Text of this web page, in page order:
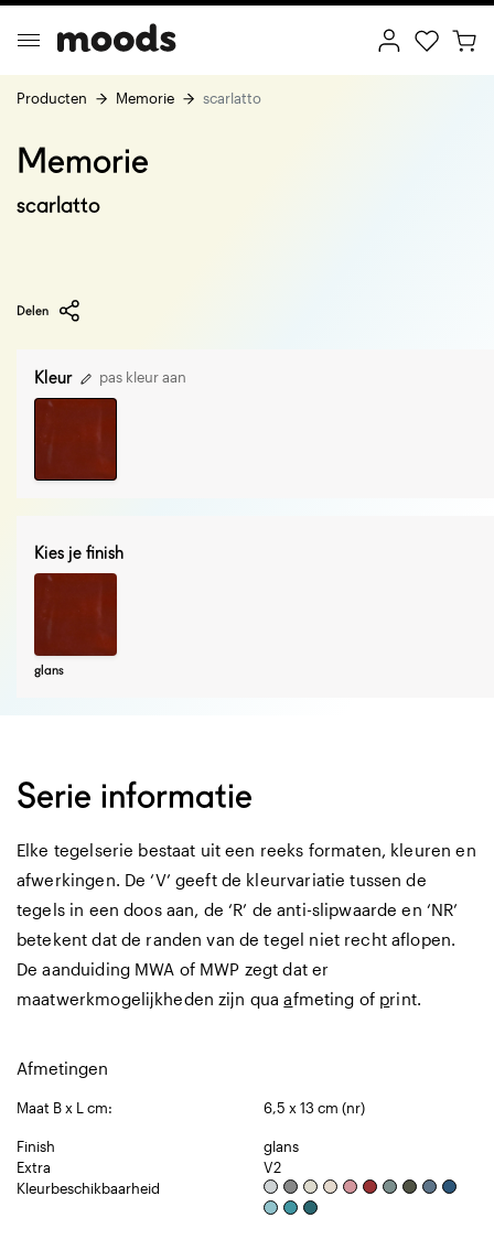
Minimalism
Producten Memorie scarlatto
Memorie
scarlatto
Delen
Kleur pas kleur aan
Kies je finish
glans
Serie informatie
Elke tegelserie bestaat uit een reeks formaten, kleuren en
afwerkingen. De ‘V’ geeft de kleurvariatie tussen de
tegels in een doos aan, de ‘R’ de anti-slipwaarde en ‘NR’
betekent dat de randen van de tegel niet recht aflopen.
De aanduiding MWA of MWP zegt dat er
maatwerkmogelijkheden zijn quaafmeting of print.
Afmetingen
Maat B x L cm: 6,5 x 13 cm (nr)
Finish
glans
Extra
V2
Kleurbeschikbaarheid